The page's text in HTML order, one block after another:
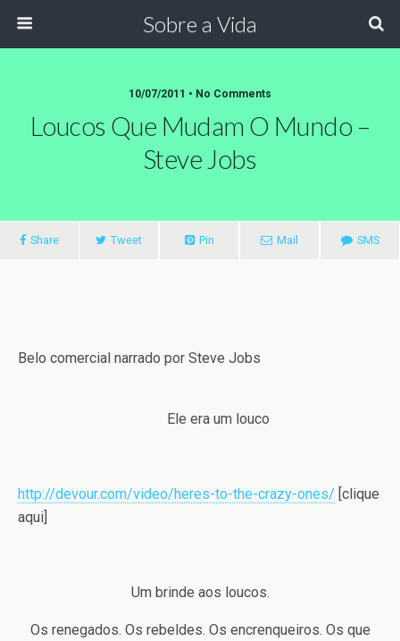
Sobre a Vida
10/07/2011 • No Comments
Loucos Que Mudam O Mundo –
Steve Jobs
Share Tweet Pin Mail SMS
Belo comercial narrado por Steve Jobs
Ele era um louco
http://devour.com/video/heres-to-the-crazy-ones/ [clique
aqui]
Um brinde aos loucos.
Os renegados. Os rebeldes. Os encrenqueiros. Os que